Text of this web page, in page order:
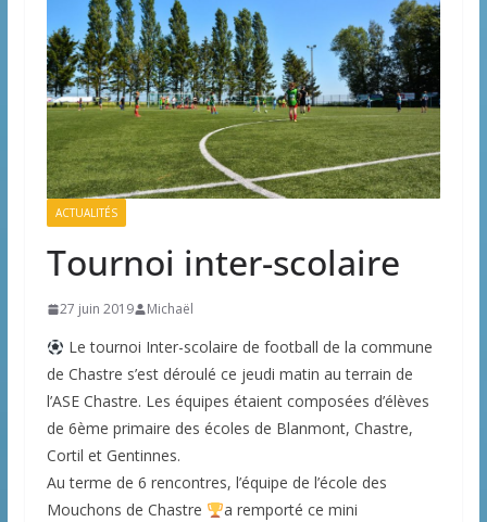
ACTUALITÉS
Tournoi inter-scolaire
27 juin 2019 Michaël
Le tournoi Inter-scolaire de football de la commune
de Chastre s’est déroulé ce jeudi matin au terrain de
l’ASE Chastre. Les équipes étaient composées d’élèves
de 6ème primaire des écoles de Blanmont, Chastre,
Cortil et Gentinnes.
Au terme de 6 rencontres, l’équipe de l’école des
Mouchons de Chastre
a remporté ce mini